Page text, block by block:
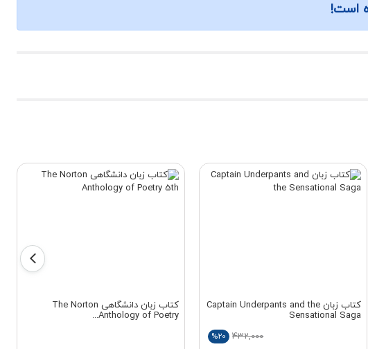
است!
کتاب زبان Captain Underpants and the
Sensational Saga
432,000
%20
کتاب زبان دانشگاهی The Norton
Anthology of Poetry...